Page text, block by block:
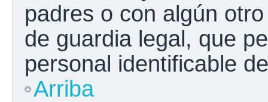
padres o con algún
de guardia legal, que
personal identificable
Arriba